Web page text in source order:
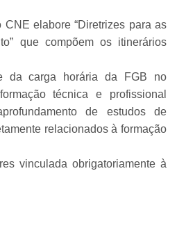
elabore “Diretrizes para as
que compõem os itinerários
da carga horária da FGB no
técnica e profissional
de estudos de
relacionados à formação
vinculada obrigatoriamente à